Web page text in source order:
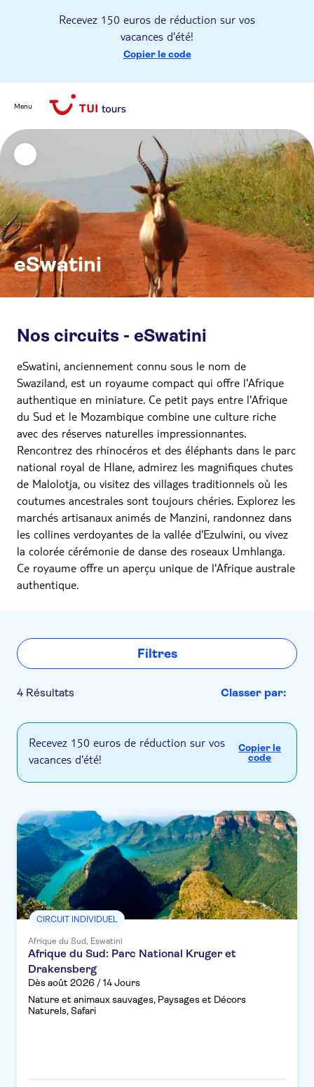
Recevez 150 euros de réduction sur vos
vacances d'été!
Copier le code
Menu
eSwatini
Nos circuits - eSwatini
eSwatini, anciennement connu sous le nom de
Swaziland, est un royaume compact qui offre l'Afrique
authentique en miniature. Ce petit pays entre l'Afrique
du Sud et le Mozambique combine une culture riche
avec des réserves naturelles impressionnantes.
Rencontrez des rhinocéros et des éléphants dans le parc
national royal de Hlane, admirez les magnifiques chutes
de Malolotja, ou visitez des villages traditionnels où les
coutumes ancestrales sont toujours chéries. Explorez les
marchés artisanaux animés de Manzini, randonnez dans
les collines verdoyantes de la vallée d'Ezulwini, ou vivez
la colorée cérémonie de danse des roseaux Umhlanga.
Ce royaume offre un aperçu unique de l'Afrique australe
authentique.
Filtres
4 Résultats Classer par:
Recevez 150 euros de réduction sur vos
vacances d'été!
Copier le
code
CIRCUIT INDIVIDUEL
Afrique du Sud, Eswatini
Afrique du Sud: Parc National Kruger et
Drakensberg
Dès août 2026 / 14 Jours
Nature et animaux sauvages, Paysages et Décors
Naturels, Safari